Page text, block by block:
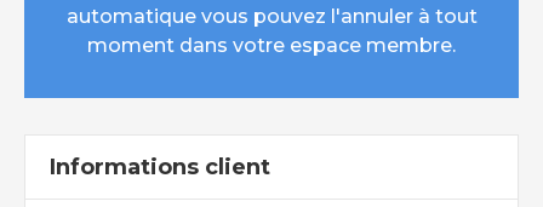
automatique vous pouvez l'annuler à tout
moment dans votre espace membre.
Informations client